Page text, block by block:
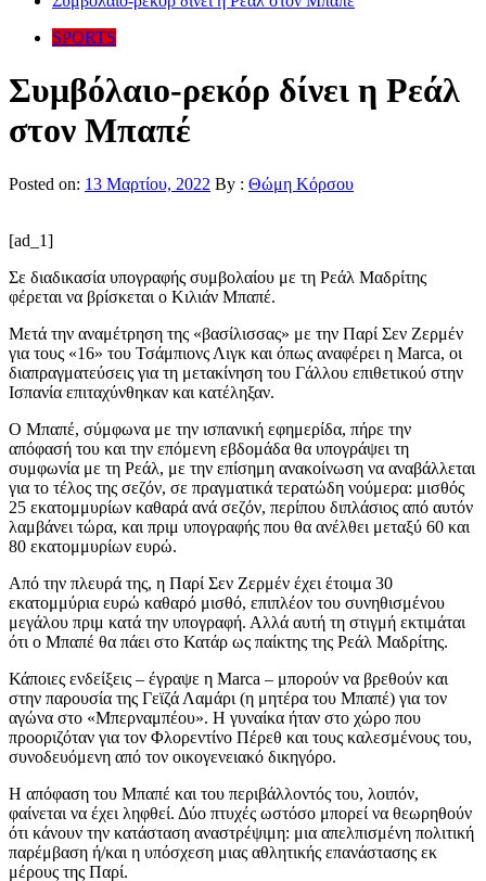
SPORTS
Συμβόλαιο-ρεκόρ δίνει η Ρεάλ
στον Μπαπέ
Posted on: 13 Μαρτίου, 2022 By : Θώμη Κόρσου
[ad_1]
Σε διαδικασία υπογραφής συμβολαίου με τη Ρεάλ Μαδρίτης
φέρεται να βρίσκεται ο Κιλιάν Μπαπέ.
Μετά την αναμέτρηση της «βασίλισσας» με την Παρί Σεν Ζερμέν
για τους «16» του Τσάμπιονς Λιγκ και όπως αναφέρει η Marca, οι
διαπραγματεύσεις για τη μετακίνηση του Γάλλου επιθετικού στην
Ισπανία επιταχύνθηκαν και κατέληξαν.
Ο Μπαπέ, σύμφωνα με την ισπανική εφημερίδα, πήρε την
απόφασή του και την επόμενη εβδομάδα θα υπογράψει τη
συμφωνία με τη Ρεάλ, με την επίσημη ανακοίνωση να αναβάλλεται
για το τέλος της σεζόν, σε πραγματικά τερατώδη νούμερα: μισθός
25 εκατομμυρίων καθαρά ανά σεζόν, περίπου διπλάσιος από αυτόν
λαμβάνει τώρα, και πριμ υπογραφής που θα ανέλθει μεταξύ 60 και
80 εκατομμυρίων ευρώ.
Από την πλευρά της, η Παρί Σεν Ζερμέν έχει έτοιμα 30
εκατομμύρια ευρώ καθαρό μισθό, επιπλέον του συνηθισμένου
μεγάλου πριμ κατά την υπογραφή. Αλλά αυτή τη στιγμή εκτιμάται
ότι ο Μπαπέ θα πάει στο Κατάρ ως παίκτης της Ρεάλ Μαδρίτης.
Κάποιες ενδείξεις – έγραψε η Marca – μπορούν να βρεθούν και
στην παρουσία της Γεϊζά Λαμάρι (η μητέρα του Μπαπέ) για τον
αγώνα στο «Μπερναμπέου». Η γυναίκα ήταν στο χώρο που
προοριζόταν για τον Φλορεντίνο Πέρεθ και τους καλεσμένους του,
συνοδευόμενη από τον οικογενειακό δικηγόρο.
Η απόφαση του Μπαπέ και του περιβάλλοντός του, λοιπόν,
φαίνεται να έχει ληφθεί. Δύο πτυχές ωστόσο μπορεί να θεωρηθούν
ότι κάνουν την κατάσταση αναστρέψιμη: μια απελπισμένη πολιτική
παρέμβαση ή/και η υπόσχεση μιας αθλητικής επανάστασης εκ
μέρους της Παρί.